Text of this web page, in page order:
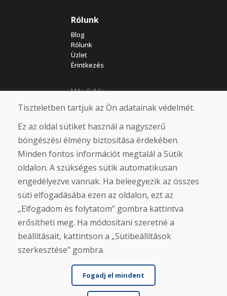
Rólunk
Blog
Rólunk
Üzlet
Érintkezés
Vásárlás
Eshop
Szállítás
Fizetés
Panasz
Áruk visszaküldése és cseréje
Adatvédelmi irányelvek
Cookies
Közösségi hálózatok
Tiszteletben tartjuk az Ön adatainak védelmét.
Ez az oldal sütiket használ a nagyszerű
böngészési élmény biztosítása érdekében.
Minden fontos információt megtalál a Sütik
oldalon. A szükséges sütik automatikusan
engedélyezve vannak. Ha beleegyezik az összes
süti elfogadásába ezen az oldalon, ezt az
„Elfogadom és folytatom” gombra kattintva
erősítheti meg. Ha módosítani szeretné a
beállításait, kattintson a „Sütibeállítások
szerkesztése” gombra.
Fogadj el mindent